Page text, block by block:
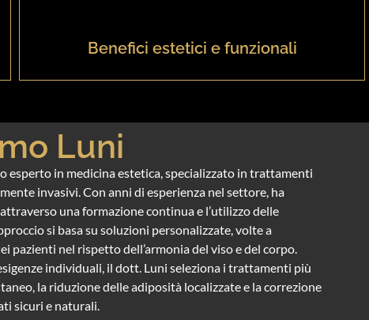
Benefici estetici e funzionali
Luni
esperto in medicina estetica, specializzato in trattamenti
invasivi. Con anni di esperienza nel settore, ha
una formazione continua e l’utilizzo delle
si basa su soluzioni personalizzate, volte a
pazienti nel rispetto dell’armonia del viso e del corpo.
individuali, il dott. Luni seleziona i trattamenti più
la riduzione delle adiposità localizzate e la correzione
sicuri e naturali.